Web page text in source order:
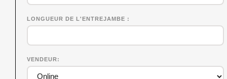
LONGUEUR DE L'ENTREJAMBE
VENDEUR